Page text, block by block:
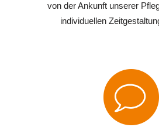
von der Ankunft unserer
individuellen